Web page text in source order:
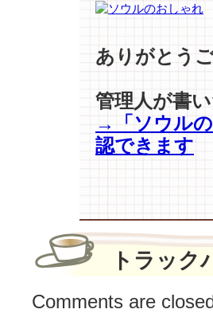
ありがとう
管理人が書い
→「ソウル
認できます
トラック
Comments are